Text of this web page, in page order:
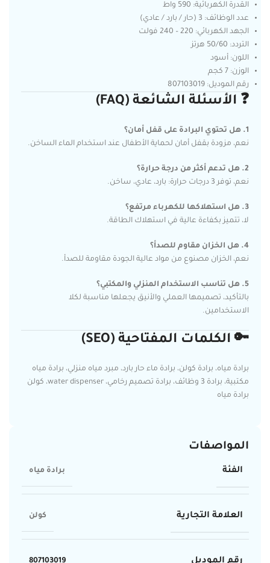
القدرة الكهربائية: 590 واط
عدد الوظائف: 3 (حار / بارد / عادي)
الجهد الكهربائي: 220 – 240 فولت
التردد: 50/60 هرتز
اللون: أسود
الوزن: 7 كجم
رقم الموديل: 807103019
❓ الأسئلة الشائعة (FAQ)
1. هل تحتوي البرادة على قفل أمان؟
نعم، مزودة بقفل أمان لحماية الأطفال عند استخدام الماء الساخن.
2. هل تدعم أكثر من درجة حرارة؟
نعم، توفر 3 درجات حرارة: بارد، عادي، ساخن.
3. هل استهلاكها للكهرباء مرتفع؟
لا، تتميز بكفاءة عالية في استهلاك الطاقة.
4. هل الخزان مقاوم للصدأ؟
نعم، الخزان مصنوع من مواد عالية الجودة مقاومة للصدأ.
5. هل تناسب الاستخدام المنزلي والمكتبي؟
بالتأكيد، تصميمها العملي والأنيق يجعلها مناسبة لكلا
الاستخدامين.
🔑 الكلمات المفتاحية (SEO)
برادة مياه، برادة كولن، برادة ماء حار بارد، مبرد مياه منزلي، برادة مياه
مكتبية، برادة 3 وظائف، برادة تصميم رخامي، water dispenser، كولن
برادة مياه
المواصفات
الفئة برادة مياه
العلامة التجارية كولن
رقم الموديل 807103019